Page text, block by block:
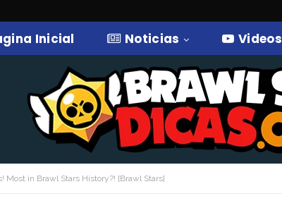
Inicial Noticias Videos
Most in Brawl Stars History?! [Brawl Stars]